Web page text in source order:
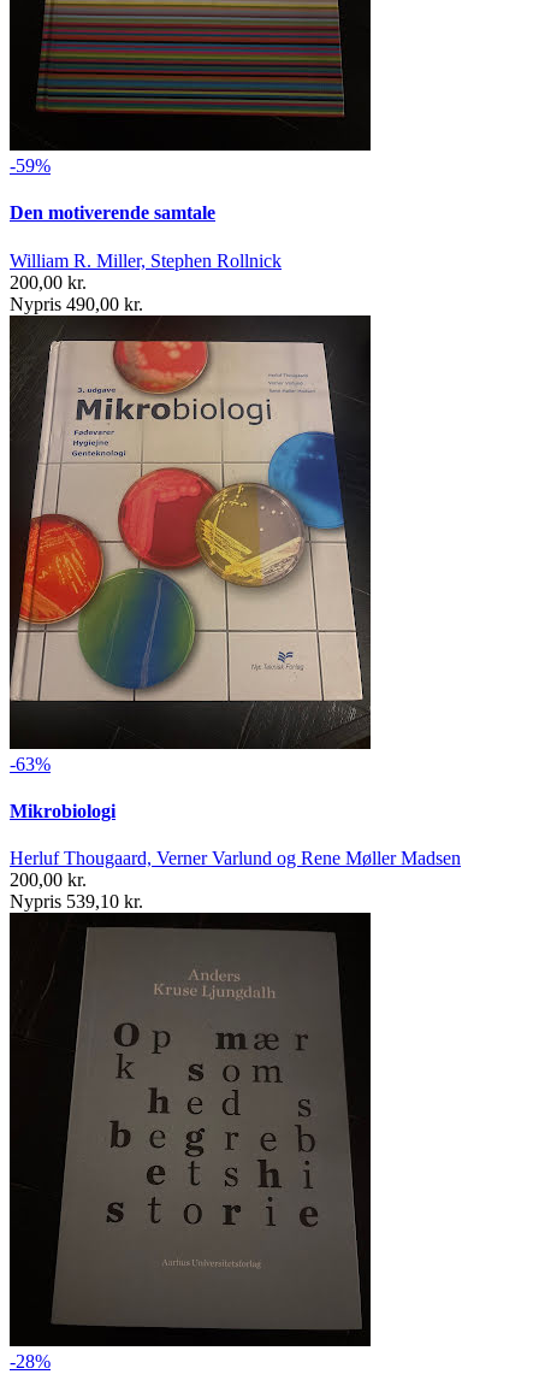
-59%
Den motiverende samtale
William R. Miller, Stephen Rollnick
200,00 kr.
Nypris 490,00 kr.
-63%
Mikrobiologi
Herluf Thougaard, Verner Varlund og Rene Møller Madsen
200,00 kr.
Nypris 539,10 kr.
-28%